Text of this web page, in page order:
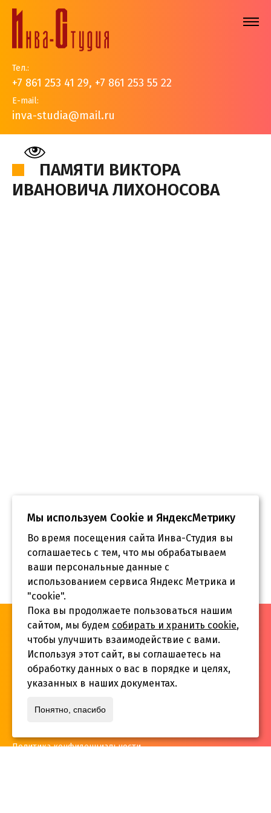
Тел.:
+7 861 253 41 29, +7 861 253 55 22
E-mail:
inva-studia@mail.ru
На главную > События > Новости > Памяти Виктора
ПАМЯТИ ВИКТОРА
ИВАНОВИЧА ЛИХОНОСОВА
«Инва-Студия. Академия. Центр социальной реабилитации»,
© 2026 г.
г. Краснодар, ул.Садовая 12/14
Политика конфиденциальности
Мы используем Сookie и ЯндексМетрику
Во время посещения сайта Инва-Студия вы
соглашаетесь с тем, что мы обрабатываем
ваши персональные данные с
использованием сервиса Яндекс Метрика и
"cookie".
Пока вы продолжаете пользоваться нашим
сайтом, мы будем собирать и хранить cookie,
чтобы улучшить взаимодействие с вами.
Используя этот сайт, вы соглашаетесь на
обработку данных о вас в порядке и целях,
указанных в наших документах.
Понятно, спасибо